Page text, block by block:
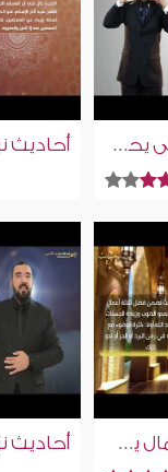
أحاديث نبوية | حتى يحب لاخيه ما يحب لنفسه | إسلام ويب | بلغة الإشارة
أحاديث نبوية | أعمال يكفر الله بها الذنوب | إسلام ويب | للصم بلغة الإشارة